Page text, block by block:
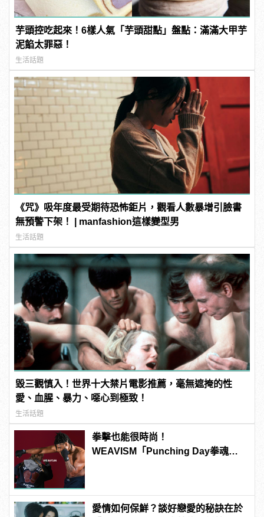
芋頭控吃起來！6樣人氣「芋頭甜點」盤點：滿滿大甲芋
泥餡太罪惡！
生活話題
《咒》吸年度最受期待恐怖鉅片，觀看人數暴增引臉書
無預警下架！ | manfashion這樣變型男
生活話題
毀三觀慎入！世界十大禁片電影推薦，毫無遮掩的性
愛、血腥、暴力、噁心到極致！
生活話題
拳擊也能很時尚！
WEAVISM「Punching Day拳魂」
愛情如何保鮮？談好戀愛的秘訣在於